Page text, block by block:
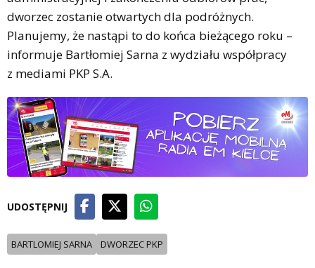
dworzec zostanie otwartych dla podróżnych.
Planujemy, że nastąpi to do końca bieżącego roku –
informuje Bartłomiej Sarna z wydziału współpracy
z mediami PKP S.A.
UDOSTĘPNIJ
BARTLOMIEJ SARNA DWORZEC PKP